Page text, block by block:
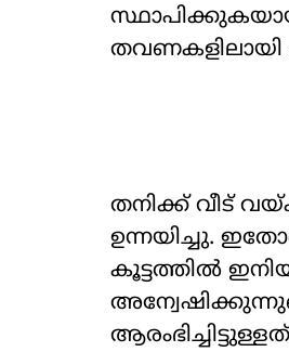
തവണകളിലായി
തനിക്ക് വീട്
ഉന്നയിച്ചു.
കൂട്ടത്തിൽ